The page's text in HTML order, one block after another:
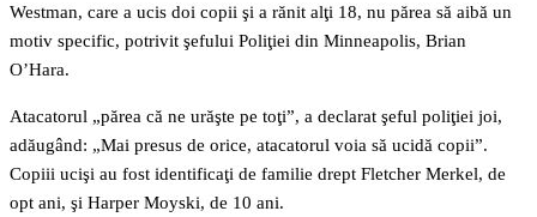
Westman, care a ucis doi copii şi a rănit alţi 18, nu părea să aibă un
motiv specific, potrivit şefului Poliţiei din Minneapolis, Brian
O’Hara.
Atacatorul „părea că ne urăşte pe toţi”, a declarat şeful poliţiei joi,
adăugând: „Mai presus de orice, atacatorul voia să ucidă copii”.
Copiii ucişi au fost identificaţi de familie drept Fletcher Merkel, de
opt ani, şi Harper Moyski, de 10 ani.